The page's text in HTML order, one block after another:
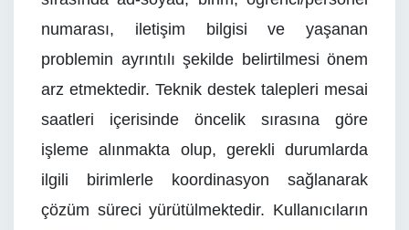
numarası, iletişim bilgisi ve yaşanan
problemin ayrıntılı şekilde belirtilmesi önem
arz etmektedir. Teknik destek talepleri mesai
saatleri içerisinde öncelik sırasına göre
işleme alınmakta olup, gerekli durumlarda
ilgili birimlerle koordinasyon sağlanarak
çözüm süreci yürütülmektedir. Kullanıcıların